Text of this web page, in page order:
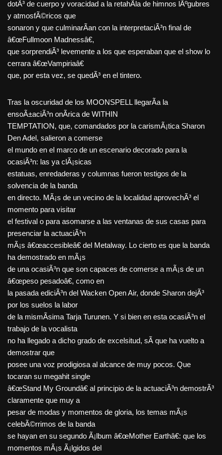
dotÃ³ de cuerpo y voracidad a la retahÃ­la de himnos lÃºgubres
y atmosfÃ©ricos que
sonaron y que culminarÃ­an con la interpretaciÃ³n final de
â€œFullmoon Madnessâ€,
que sorprendiÃ³ levemente a los que esperaban que el show lo
cerrara â€œVampiriaâ€
que, por esta vez, se quedÃ³ en el tintero.
Tras la oscuridad de los MOONSPELL llegarÃ­a la
ensoÃ±aciÃ³n onÃ­rica de WITHIN
TEMPTATION, que, comandados por la carismÃ¡tica Sharon
Den Adel, salieron a comerse
el mundo en el marco de un escenario decorado para la
ocasiÃ³n: las ya clÃ¡sicas
estatuas, enredaderas y columnas fueron testigos de la
solvencia de la banda
en directo. MÃ¡s de un vecino de la localidad aprovechÃ³ el
momento para visitar
el festival o para asomarse a las ventanas de sus casas para
presenciar la actuaciÃ³n
mÃ¡s â€œaccesibleâ€ del Metalway. Lo cierto es que la banda
ha demostrado en mÃ¡s
de una ocasiÃ³n que son capaces de comerse a mÃ¡s de un
â€œpeso pesadoâ€, como en
la pasada ediciÃ³n del Wacken Open Air, donde Sharon dejÃ³
por los suelos la labor
de la mismÃ­sima Tarja Turunen. Y si bien en esta ocasiÃ³n el
trabajo de la vocalista
no ha llegado a dicho grado de excelsitud, sÃ­ que ha vuelto a
demostrar que
posee una voz prodigiosa al alcance de muy pocos. Que
tocaran su megahit single
â€œStand My Groundâ€ al principio de la actuaciÃ³n demostrÃ³
claramente que muy a
pesar de modas y momentos de gloria, los temas mÃ¡s
celebÃ©rrimos de la banda
se hayan en su segundo Ã¡lbum â€œMother Earthâ€: que los
momentos mÃ¡s Ã¡lgidos del